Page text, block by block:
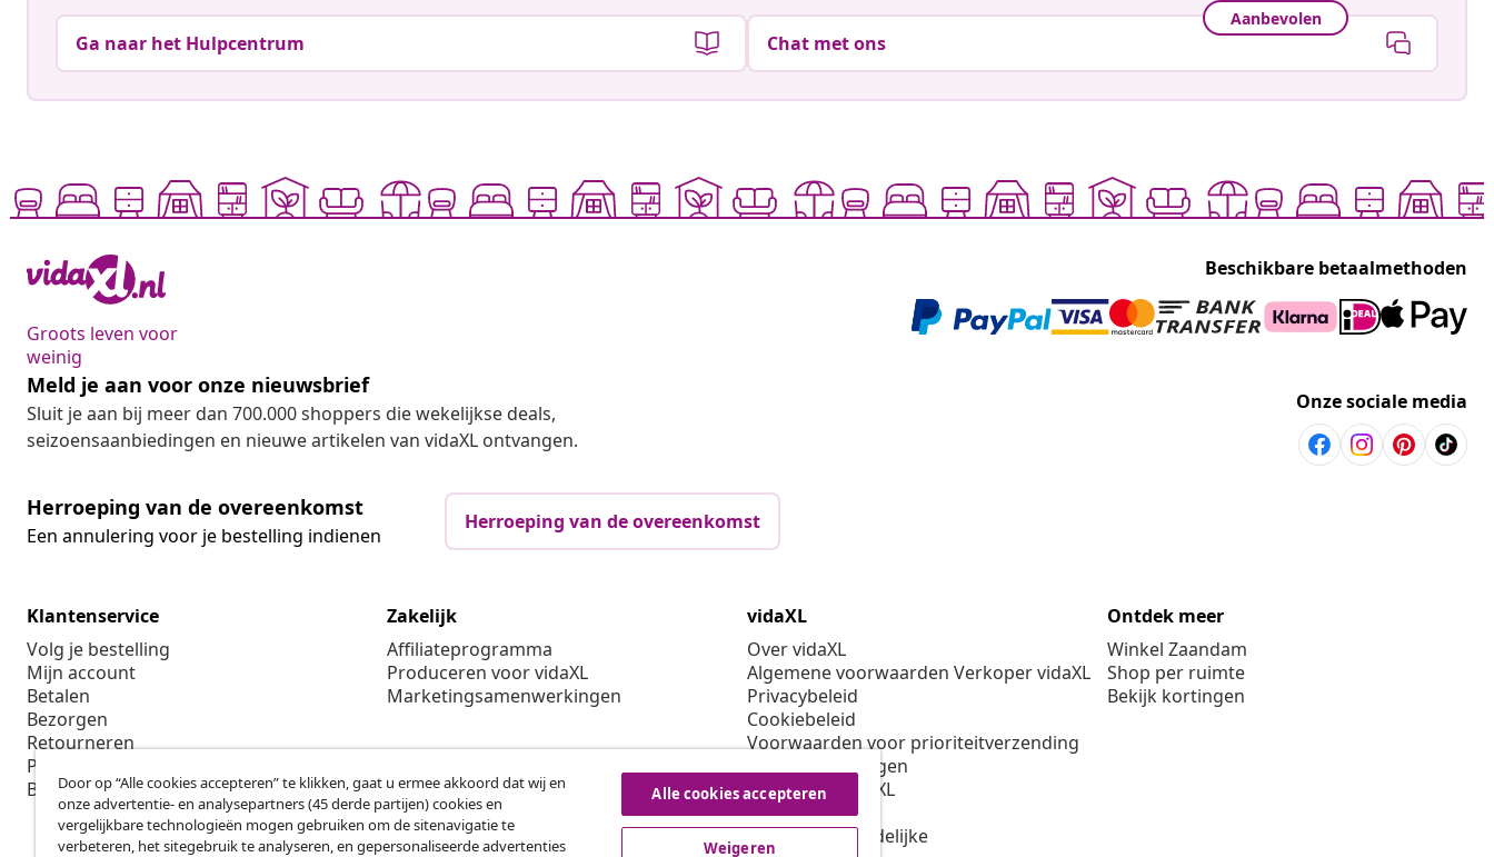
Ga naar het Hulpcentrum
Aanbevolen
Chat met ons
Groots leven voor
weinig
Beschikbare betaalmethoden
Meld je aan voor onze nieuwsbrief
Sluit je aan bij meer dan 700.000 shoppers die wekelijkse deals,
seizoensaanbiedingen en nieuwe artikelen van vidaXL ontvangen.
Onze sociale media
Herroeping van de overeenkomst
Een annulering voor je bestelling indienen
Herroeping van de overeenkomst
Klantenservice
Volg je bestelling
Mijn account
Betalen
Bezorgen
Retourneren
Productinformatie
Bestellen
Zakelijk
Affiliateprogramma
Produceren voor vidaXL
Marketingsamenwerkingen
vidaXL
Over vidaXL
Algemene voorwaarden Verkoper vidaXL
Privacybeleid
Cookiebeleid
Voorwaarden voor prioriteitverzending
Cookie-instellingen
Werken bij vidaXL
Veiligheid
EU verantwoordelijke
Ontdek meer
Winkel Zaandam
Shop per ruimte
Bekijk kortingen
Door op “Alle cookies accepteren” te klikken, gaat u ermee akkoord dat wij en
onze advertentie- en analysepartners (45 derde partijen) cookies en
vergelijkbare technologieën mogen gebruiken om de sitenavigatie te
verbeteren, het sitegebruik te analyseren, en gepersonaliseerde advertenties
Alle cookies accepteren
Weigeren